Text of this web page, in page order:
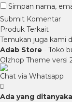
Simpan nama,
Produk Terkait
Temukan juga kami
Adab Store - Toko
Olzhop Theme versi
Chat via Whatsapp
Ada yang